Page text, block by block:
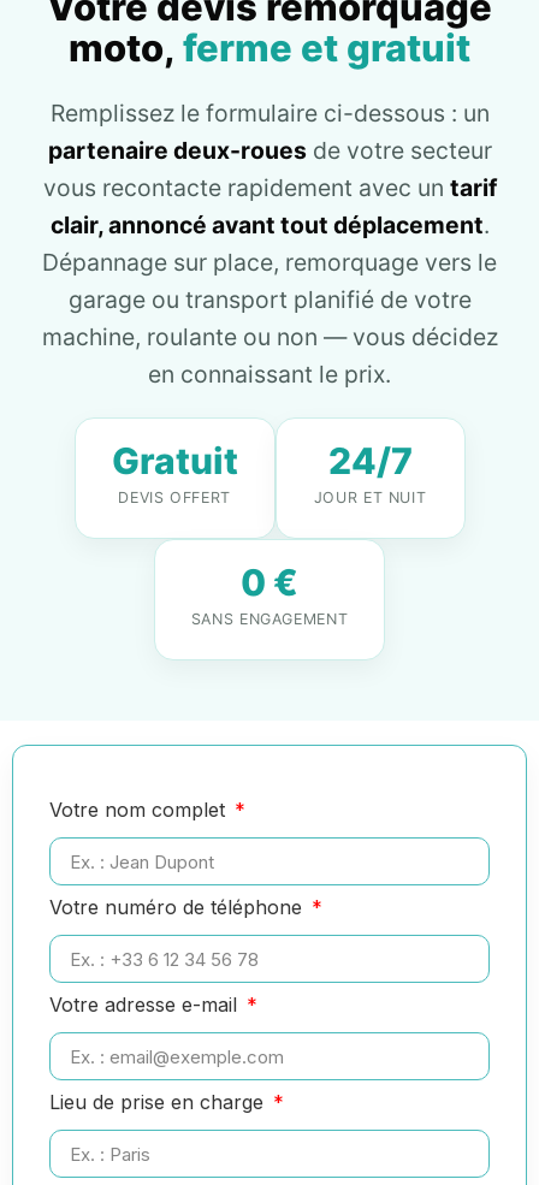
moto, ferme et gratuit
Remplissez le formulaire ci-dessous : un
partenaire deux-rouesde votre secteur
vous recontacte rapidement avec un tarif
clair, annoncé avant tout déplacement.
Dépannage sur place, remorquage vers le
garage ou transport planifié de votre
machine, roulante ou non — vous décidez
en connaissant le prix.
Gratuit
DEVIS OFFERT
24/7
JOUR ET NUIT
0 €
SANS ENGAGEMENT
Votre nom complet
Votre numéro de téléphone
Votre adresse e-mail
Lieu de prise en charge